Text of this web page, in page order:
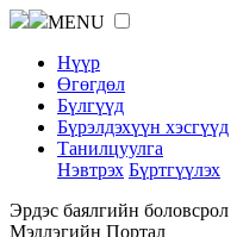
MENU
Нүүр
Өгөгдөл
Бүлгүүд
Бүрэлдэхүүн хэсгүүд
Танилцуулга
Нэвтрэх Бүртгүүлэх
Эрдэс баялгийн боловсрол
Мэдлэгийн Портал